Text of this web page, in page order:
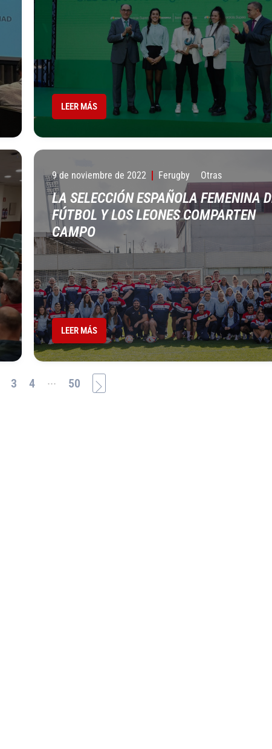
LEER MÁS
9 de noviembre de 2022 Ferugby Otras
LA SELECCIÓN ESPAÑOLA FEMENINA
FÚTBOL Y LOS LEONES COMPARTEN
CAMPO
LEER MÁS
3 4 ... 50